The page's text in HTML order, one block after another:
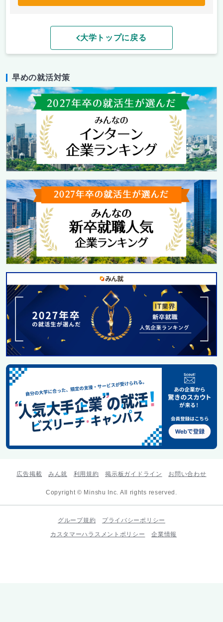
大学トップに戻る
早めの就活対策
広告掲載 みん就 利用規約 掲示板ガイドライン お問い合わせ
Copyright © Minshu Inc. All rights reserved.
グループ規約
プライバシーポリシー
カスタマーハラスメントポリシー
企業情報